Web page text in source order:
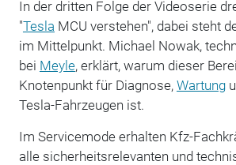
In der dritten Folge der Videoserie
"Tesla MCU verstehen", dabei steht
im Mittelpunkt. Michael Nowak,
bei Meyle, erklärt, warum dieser
Knotenpunkt für Diagnose, Wartung
Tesla-Fahrzeugen ist.
Im Servicemode erhalten Kfz-
alle sicherheitsrelevanten und